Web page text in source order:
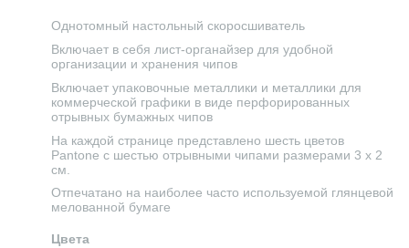
Однотомный настольный скоросшиватель
Включает в себя лист-органайзер для удобной
организации и хранения чипов
Включает упаковочные металлики и металлики для
коммерческой графики в виде перфорированных
отрывных бумажных чипов
На каждой странице представлено шесть цветов
Pantone с шестью отрывными чипами размерами 3 х 2
см.
Отпечатано на наиболее часто используемой глянцевой
мелованной бумаге
Цвета